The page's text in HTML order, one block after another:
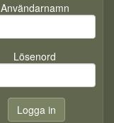
Användarnamn
Lösenord